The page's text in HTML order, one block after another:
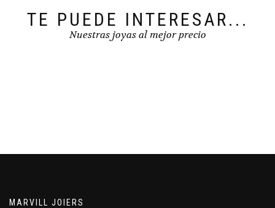
TE PUEDE INTERESAR...
Nuestras joyas al mejor precio
MARVILL JOIERS